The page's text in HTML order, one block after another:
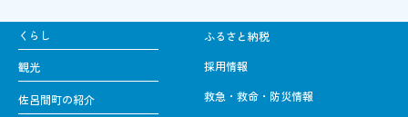
くらし
観光
佐呂間町の紹介
ふるさと納税
採用情報
救急・救命・防災情報